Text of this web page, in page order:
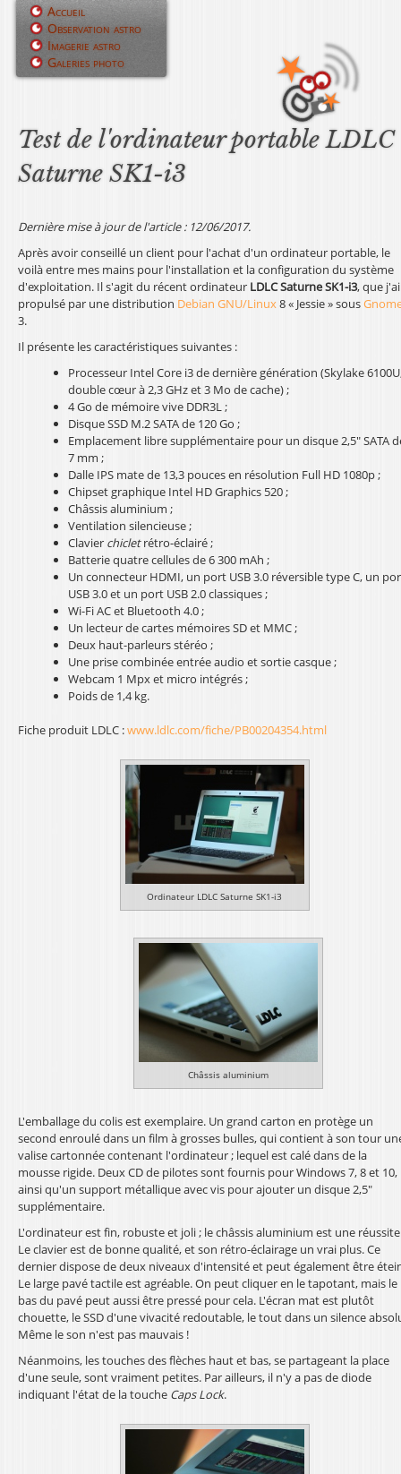
Jump to navigation
Test de l'ordinateur portable LDLC
Saturne SK1-i3
Dernière mise à jour de l'article : 12/06/2017.
Après avoir conseillé un client pour l'achat d'un ordinateur portable, le
voilà entre mes mains pour l'installation et la configuration du système
d'exploitation. Il s'agit du récent ordinateur LDLC Saturne SK1-i3, que j'ai
propulsé par une distribution Debian GNU/Linux8 « Jessie » sous
3.
Il présente les caractéristiques suivantes :
Processeur Intel Core i3 de dernière génération (Skylake
double cœur à 2,3 GHz et 3 Mo de cache) ;
4 Go de mémoire vive DDR3L ;
Disque SSD M.2 SATA de 120 Go ;
Emplacement libre supplémentaire pour un disque 2,5" SATA
7 mm ;
Dalle IPS mate de 13,3 pouces en résolution Full HD 1080p ;
Chipset graphique Intel HD Graphics 520 ;
Châssis aluminium ;
Ventilation silencieuse ;
Clavier chicletrétro-éclairé ;
Batterie quatre cellules de 6 300 mAh ;
Un connecteur HDMI, un port USB 3.0 réversible type C, un
USB 3.0 et un port USB 2.0 classiques ;
Wi-Fi AC et Bluetooth 4.0 ;
Un lecteur de cartes mémoires SD et MMC ;
Deux haut-parleurs stéréo ;
Une prise combinée entrée audio et sortie casque ;
Webcam 1 Mpx et micro intégrés ;
Poids de 1,4 kg.
Fiche produit LDLC :www.ldlc.com/fiche/PB00204354.html
Ordinateur LDLC Saturne SK1-i3
Châssis aluminium
L'emballage du colis est exemplaire. Un grand carton en protège un
second enroulé dans un film à grosses bulles, qui contient à son tour
valise cartonnée contenant l'ordinateur ; lequel est calé dans de la
mousse rigide. Deux CD de pilotes sont fournis pour Windows 7, 8 et 10,
ainsi qu'un support métallique avec vis pour ajouter un disque 2,5"
supplémentaire.
L'ordinateur est fin, robuste et joli ; le châssis aluminium est une
Le clavier est de bonne qualité, et son rétro-éclairage un vrai plus. Ce
dernier dispose de deux niveaux d'intensité et peut également être
Le large pavé tactile est agréable. On peut cliquer en le tapotant, mais le
bas du pavé peut aussi être pressé pour cela. L'écran mat est plutôt
chouette, le SSD d'une vivacité redoutable, le tout dans un silence
Même le son n'est pas mauvais !
Néanmoins, les touches des flèches haut et bas, se partageant la place
d'une seule, sont vraiment petites. Par ailleurs, il n'y a pas de diode
indiquant l'état de la touche Caps Lock.
M
u
p
i
n
c
i
p
Accueil
Observation astro
Imagerie astro
Galeries photo